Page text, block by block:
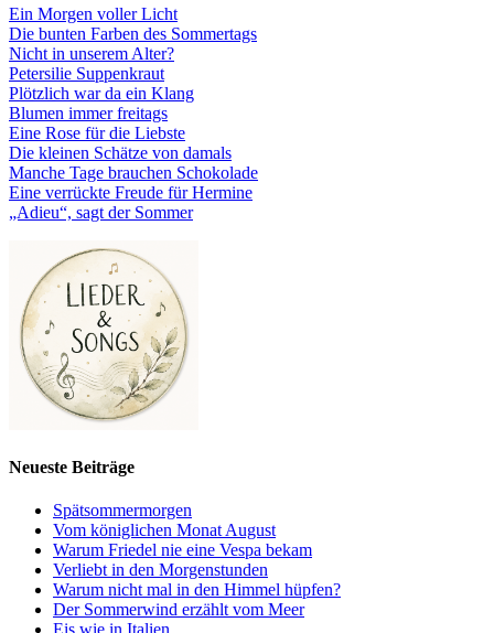
Ein Morgen voller Licht
Die bunten Farben des Sommertags
Nicht in unserem Alter?
Petersilie Suppenkraut
Plötzlich war da ein Klang
Blumen immer freitags
Eine Rose für die Liebste
Die kleinen Schätze von damals
Manche Tage brauchen Schokolade
Eine verrückte Freude für Hermine
„Adieu“, sagt der Sommer
Neueste Beiträge
Spätsommermorgen
Vom königlichen Monat August
Warum Friedel nie eine Vespa bekam
Verliebt in den Morgenstunden
Warum nicht mal in den Himmel hüpfen?
Der Sommerwind erzählt vom Meer